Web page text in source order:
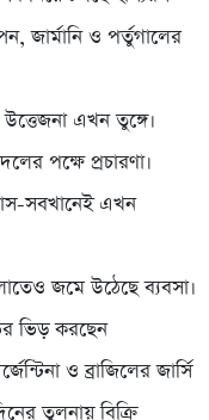
জার্মানি ও পর্তুগালের
এখন তুঙ্গে।
পক্ষে প্রচারণা।
সবখানেই এখন
জমে উঠেছে ব্যবসা।
ভিড় করছেন
ও ব্রাজিলের জার্সি
তুলনায় বিক্রি